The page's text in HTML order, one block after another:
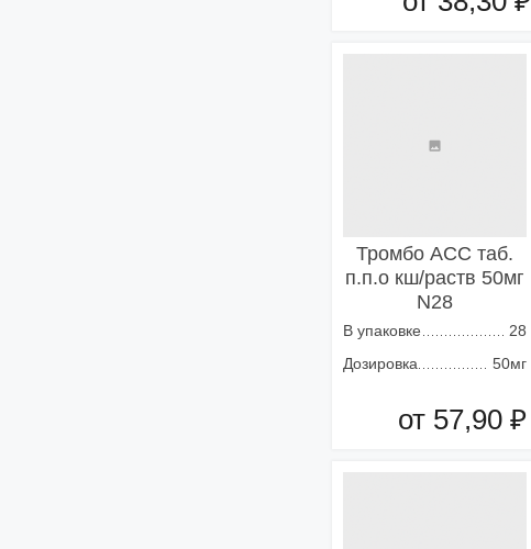
Тромбо АСС таб.
п.п.о кш/раств 50мг
N28
В упаковке
28
Дозировка
50мг
от 57,90 ₽